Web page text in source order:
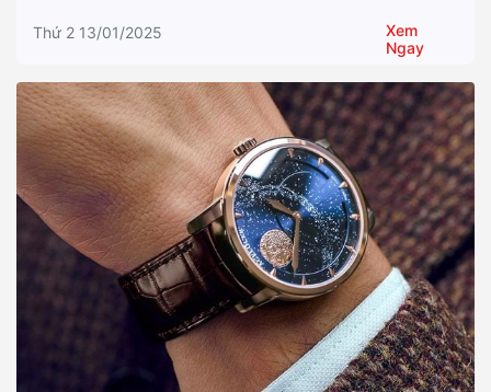
Thứ 2 13/01/2025
Xem
Ngay